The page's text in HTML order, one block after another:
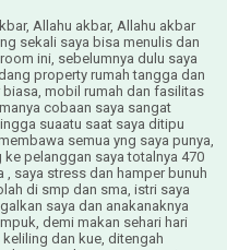
Allahu akbar, Allahu akbar
sekali saya bisa menulis dan
ini, sebelumnya dulu saya
property rumah tangga dan
mobil rumah dan fasilitas
cobaan saya sangat
suaatu saat saya ditipu
semua yng saya punya,
pelanggan saya totalnya 470
saya stress dan hamper bunuh
di smp dan sma, istri saya
saya dan anakanaknya
demi makan sehari hari
dan kue, ditengah